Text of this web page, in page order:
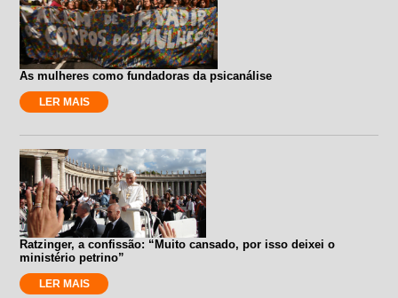
As mulheres como fundadoras da psicanálise
LER MAIS
Ratzinger, a confissão: “Muito cansado, por isso deixei o
ministério petrino”
LER MAIS